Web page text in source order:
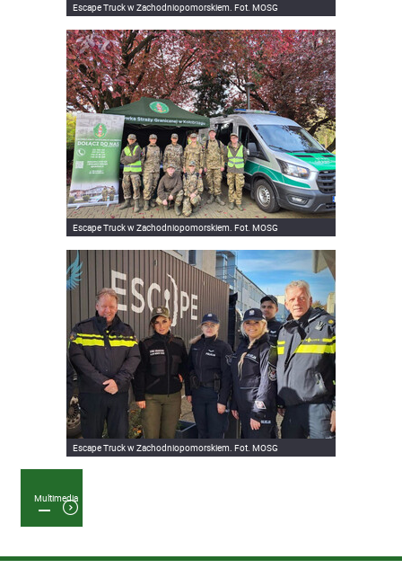
Escape Truck w Zachodniopomorskiem. Fot. MOSG
Escape Truck w Zachodniopomorskiem. Fot. MOSG
Escape Truck w Zachodniopomorskiem. Fot. MOSG
Multimedia